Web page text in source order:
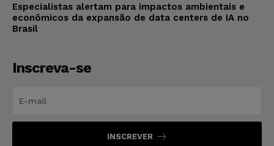
Especialistas alertam para impactos ambientais e
econômicos da expansão de data centers de IA no
Brasil
Inscreva-se
INSCREVER